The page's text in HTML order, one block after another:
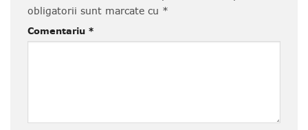
obligatorii sunt marcate cu *
Comentariu *